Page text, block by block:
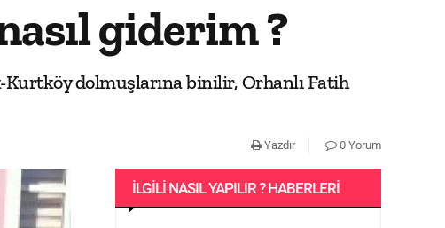
giderim ?
Kurtköy dolmuşlarına binilir, Orhanlı Fatih
Yazdır 0 Yorum
İLGILI NASIL YAPILIR ? HABERLERI